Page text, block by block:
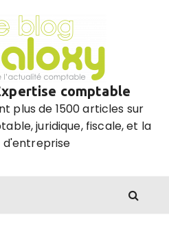
comptable
plus de 1500 articles sur
juridique, fiscale, et la
d'entreprise